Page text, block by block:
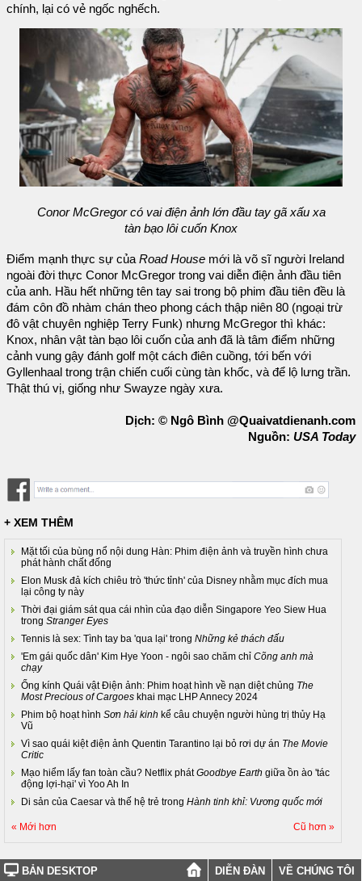
chính, lại có vẻ ngốc nghếch.
Conor McGregor có vai điện ảnh lớn đầu tay gã xấu xa
tàn bạo lôi cuốn Knox
Điểm mạnh thực sự của Road House mới là võ sĩ người Ireland
ngoài đời thực Conor McGregor trong vai diễn điện ảnh đầu tiên
của anh. Hầu hết những tên tay sai trong bộ phim đầu tiên đều là
đám côn đồ nhàm chán theo phong cách thập niên 80 (ngoại trừ
đô vật chuyên nghiệp Terry Funk) nhưng McGregor thì khác:
Knox, nhân vật tàn bạo lôi cuốn của anh đã là tâm điểm những
cảnh vung gậy đánh golf một cách điên cuồng, tới bến với
Gyllenhaal trong trận chiến cuối cùng tàn khốc, và để lộ lưng trần.
Thật thú vị, giống như Swayze ngày xưa.
Dịch: © Ngô Bình @Quaivatdienanh.com
Nguồn: USA Today
+ XEM THÊM
Mặt tối của bùng nổ nội dung Hàn: Phim điện ảnh và truyền hình chưa
phát hành chất đống
Elon Musk đả kích chiêu trò 'thức tỉnh' của Disney nhằm mục đích mua
lại công ty này
Thời đại giám sát qua cái nhìn của đạo diễn Singapore Yeo Siew Hua
trong Stranger Eyes
Tennis là sex: Tình tay ba 'qua lại' trong Những kẻ thách đấu
'Em gái quốc dân' Kim Hye Yoon - ngôi sao chăm chỉ Cõng anh mà
chạy
Ống kính Quái vật Điện ảnh: Phim hoạt hình về nạn diệt chủng The
Most Precious of Cargoes khai mạc LHP Annecy 2024
Phim bộ hoạt hình Sơn hải kinh kể câu chuyện người hùng trị thủy Hạ
Vũ
Vì sao quái kiệt điện ảnh Quentin Tarantino lại bỏ rơi dự án The Movie
Critic
Mạo hiểm lấy fan toàn cầu? Netflix phátGoodbye Earth giữa ồn ào 'tác
động lợi-hại' vì Yoo Ah In
Di sản của Caesar và thế hệ trẻ trong Hành tinh khỉ: Vương quốc mới
« Mới hơn Cũ hơn »
BẢN DESKTOP DIỄN ĐÀN VỀ CHÚNG TÔI